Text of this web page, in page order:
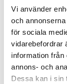
Vi använder
och
för sociala
vidarebefordrar
information från
annons- och
Dessa kan i sin
Leveranstid
Allmänt
Vallejo har tagit
överraska dig